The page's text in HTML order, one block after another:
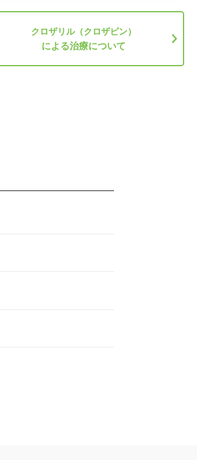
クロザリル（クロザピン）
による治療について